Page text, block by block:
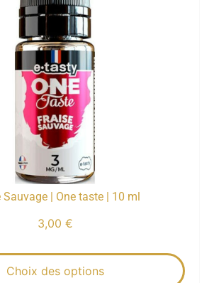
Sauvage | One taste | 10 ml
3,00 €
Choix des options